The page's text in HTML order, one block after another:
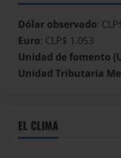
Dólar observado:
Euro: CLP$ 1.053
Unidad de fomento
Unidad Tributaria
EL CLIMA